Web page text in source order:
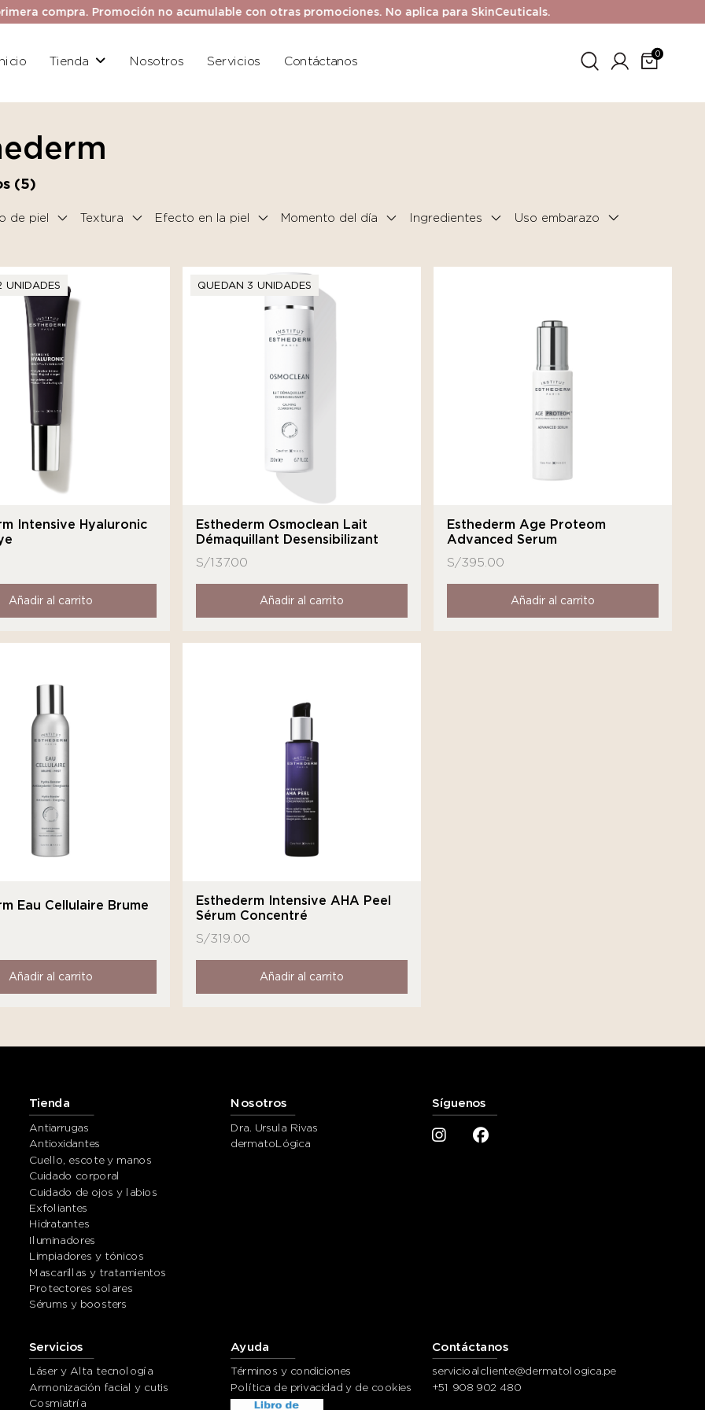
compra. Promoción no acumulable con otras promociones. No aplica para SkinCeuticals.
Tienda Nosotros Servicios Contáctanos
0
(5)
de piel Textura Efecto en la piel Momento del día Ingredientes
UNIDADES
Intensive Hyaluronic
Añadir al carrito
QUEDAN 3 UNIDADES
Esthederm Osmoclean Lait
Démaquillant Desensibilizant
S/137.00
Añadir al carrito
Esthederm Age Proteom
Advanced Serum
S/395.00
Añadir al carrito
Eau Cellulaire Brume
Añadir al carrito
Esthederm Intensive AHA Peel
Sérum Concentré
S/319.00
Añadir al carrito
Tienda
Antiarrugas
Antioxidantes
Cuello, escote y manos
Cuidado corporal
Cuidado de ojos y labios
Exfoliantes
Hidratantes
Iluminadores
Limpiadores y tónicos
Mascarillas y tratamientos
Protectores solares
Sérums y boosters
Nosotros
Dra. Ursula Rivas
dermatoLógica
Síguenos
Servicios
Láser y Alta tecnología
Armonización facial y cutis
Cosmiatría
Ayuda
Términos y condiciones
Política de privacidad y de cookies
Contáctanos
servicioalcliente@dermatologica.pe
+51 908 902 480